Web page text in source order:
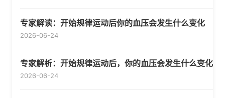
专家解读：开始规律运动后你的血压会发生什么变化
2026-06-24
专家解析：开始规律运动后，你的血压会发生什么变化
2026-06-24